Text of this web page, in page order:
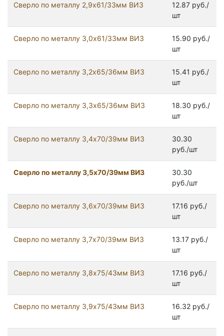
Сверло по металлу 2,9х61/33мм ВИЗ
12.87 руб./
шт
Сверло по металлу 3,0х61/33мм ВИЗ
15.90 руб./
шт
Сверло по металлу 3,2х65/36мм ВИЗ
15.41 руб./
шт
Сверло по металлу 3,3х65/36мм ВИЗ
18.30 руб./
шт
Сверло по металлу 3,4х70/39мм ВИЗ
30.30
руб./шт
Сверло по металлу 3,5х70/39мм ВИЗ
30.30
руб./шт
Сверло по металлу 3,6х70/39мм ВИЗ
17.16 руб./
шт
Сверло по металлу 3,7х70/39мм ВИЗ
13.17 руб./
шт
Сверло по металлу 3,8х75/43мм ВИЗ
17.16 руб./
шт
Сверло по металлу 3,9х75/43мм ВИЗ
16.32 руб./
шт